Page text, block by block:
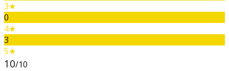
3★
0
4★
3
5★
10/10